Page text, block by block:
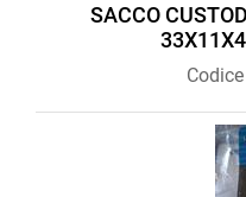
SACCO
Codice